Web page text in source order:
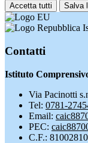
Accetta tutti Salva
Contatti
Istituto
Via Pacinotti
Tel: 0781-
Email:
PEC:
C.F.: